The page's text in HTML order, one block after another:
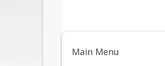
Main Menu